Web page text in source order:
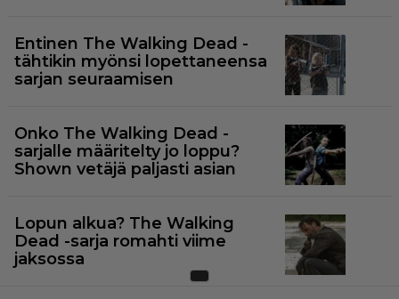
Entinen The Walking Dead -
tähtikin myönsi lopettaneensa
sarjan seuraamisen
Onko The Walking Dead -
sarjalle määritelty jo loppu?
Shown vetäjä paljasti asian
Lopun alkua? The Walking
Dead -sarja romahti viime
jaksossa